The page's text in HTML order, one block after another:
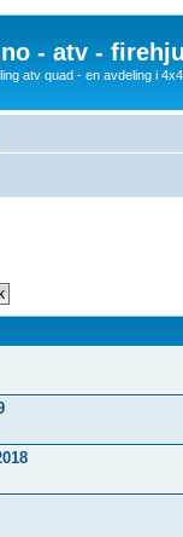
- atv -
atv quad - en avdeling i